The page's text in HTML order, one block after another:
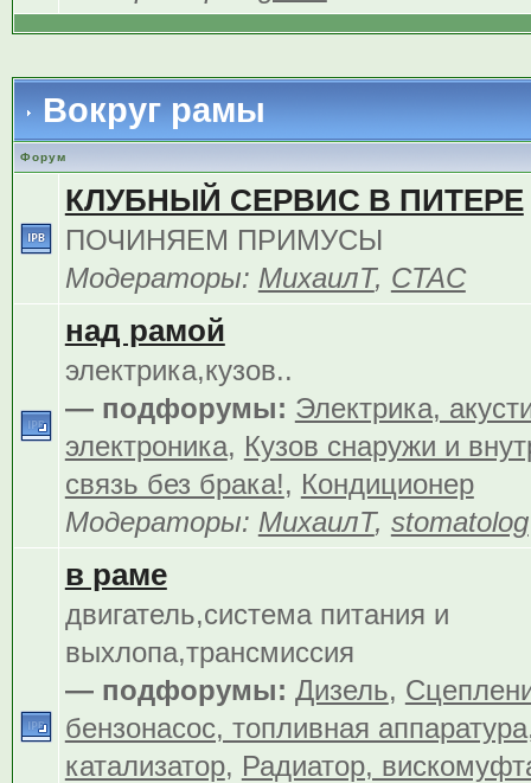
Вокруг рамы
Форум
КЛУБНЫЙ СЕРВИС В ПИТЕРЕ
ПОЧИНЯЕМ ПРИМУСЫ
Модераторы: МихаилТ, CTAC
над рамой
электрика,кузов..
— подфорумы: Электрика,
электроника, Кузов снаружи и
связь без брака!, Кондиционер
Модераторы: МихаилТ, stomatolog
в раме
двигатель,система питания и
выхлопа,трансмиссия
— подфорумы: Дизель,
бензонасос, топливная аппаратура
катализатор, Радиатор,